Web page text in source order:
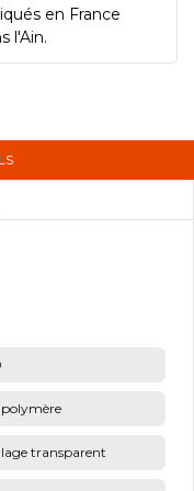
en France
l'Ain.
transparent